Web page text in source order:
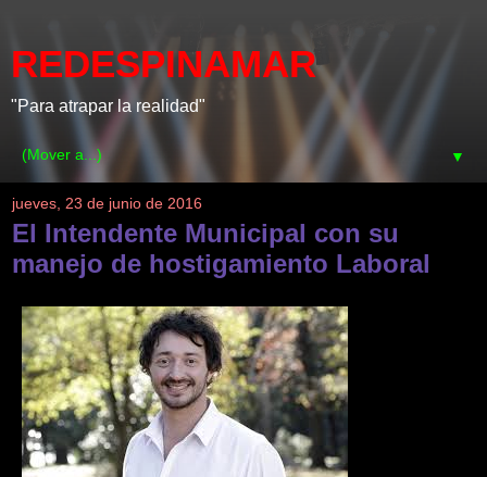
REDESPINAMAR
"Para atrapar la realidad"
▼
jueves, 23 de junio de 2016
El Intendente Municipal con su
manejo de hostigamiento Laboral